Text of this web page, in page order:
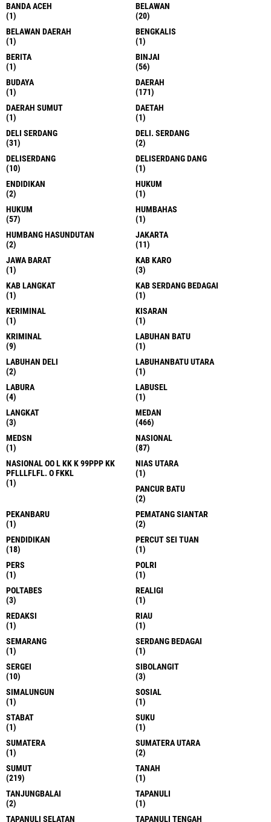
BANDA ACEH
(1)
BELAWAN
(20)
BELAWAN DAERAH
(1)
BENGKALIS
(1)
BERITA
(1)
BINJAI
(56)
BUDAYA
(1)
DAERAH
(171)
DAERAH SUMUT
(1)
DAETAH
(1)
DELI SERDANG
(31)
DELI. SERDANG
(2)
DELISERDANG
(10)
DELISERDANG DANG
(1)
ENDIDIKAN
(2)
HUKUM
(1)
HUKUM
(57)
HUMBAHAS
(1)
HUMBANG HASUNDUTAN
(2)
JAKARTA
(11)
JAWA BARAT
(1)
KAB KARO
(3)
KAB LANGKAT
(1)
KAB SERDANG BEDAGAI
(1)
KERIMINAL
(1)
KISARAN
(1)
KRIMINAL
(9)
LABUHAN BATU
(1)
LABUHAN DELI
(2)
LABUHANBATU UTARA
(1)
LABURA
(4)
LABUSEL
(1)
LANGKAT
(3)
MEDAN
(466)
MEDSN
(1)
NASIONAL
(87)
NASIONAL OO L KK K 99PPP KK
PFLLLFLFL. O FKKL
(1)
NIAS UTARA
(1)
PANCUR BATU
(2)
PEKANBARU
(1)
PEMATANG SIANTAR
(2)
PENDIDIKAN
(18)
PERCUT SEI TUAN
(1)
PERS
(1)
POLRI
(1)
POLTABES
(3)
REALIGI
(1)
REDAKSI
(1)
RIAU
(1)
SEMARANG
(1)
SERDANG BEDAGAI
(1)
SERGEI
(10)
SIBOLANGIT
(3)
SIMALUNGUN
(1)
SOSIAL
(1)
STABAT
(1)
SUKU
(1)
SUMATERA
(1)
SUMATERA UTARA
(2)
SUMUT
(219)
TANAH
(1)
TANJUNGBALAI
(2)
TAPANULI
(1)
TAPANULI SELATAN
TAPANULI TENGAH